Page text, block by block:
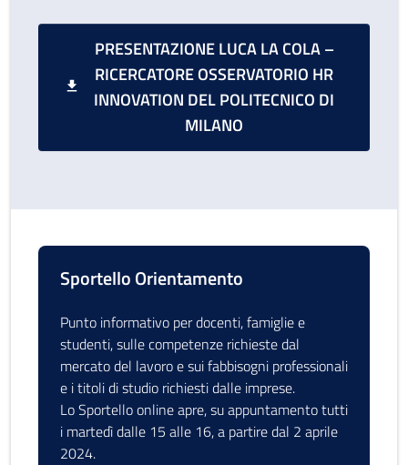
PRESENTAZIONE LUCA LA COLA –
RICERCATORE OSSERVATORIO HR
INNOVATION DEL POLITECNICO DI
MILANO
Sportello Orientamento
Punto informativo per docenti, famiglie e
studenti, sulle competenze richieste dal
mercato del lavoro e sui fabbisogni professionali
e i titoli di studio richiesti dalle imprese.
Lo Sportello online apre, su appuntamento tutti
i martedì dalle 15 alle 16, a partire dal 2 aprile
2024.